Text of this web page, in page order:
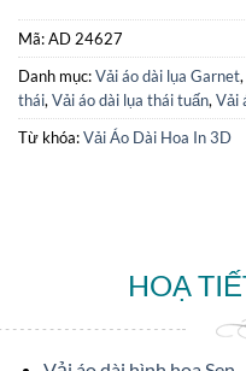
Mã:AD 24627
Danh mục:Vải áo dài lụa Garnet,
thái,Vải áo dài lụa thái tuấn,Vải
Từ khóa:Vải Áo Dài Hoa In 3D
HOẠ